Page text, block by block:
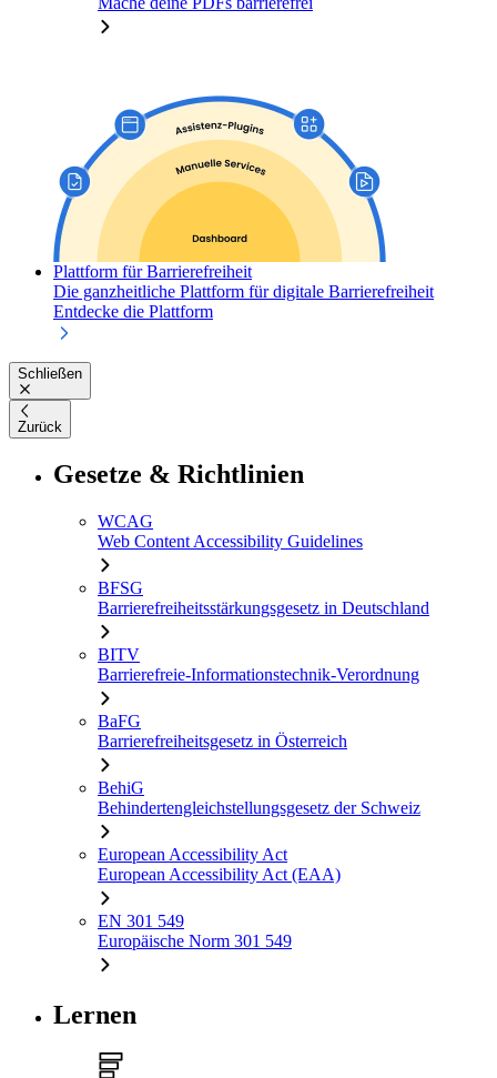
Plattform für Barrierefreiheit
Die ganzheitliche Plattform für digitale Barrierefreiheit
Entdecke die Plattform
Schließen
Zurück
Gesetze & Richtlinien
WCAG
Web Content Accessibility Guidelines
BFSG
Barrierefreiheitsstärkungsgesetz in Deutschland
BITV
Barrierefreie-Informationstechnik-Verordnung
BaFG
Barrierefreiheitsgesetz in Österreich
BehiG
Behindertengleichstellungsgesetz der Schweiz
European Accessibility Act
European Accessibility Act (EAA)
EN 301 549
Europäische Norm 301 549
Lernen